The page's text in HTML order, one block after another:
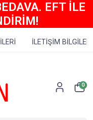
EFT İLE
İLETİŞİM BİLGİLERİ
0